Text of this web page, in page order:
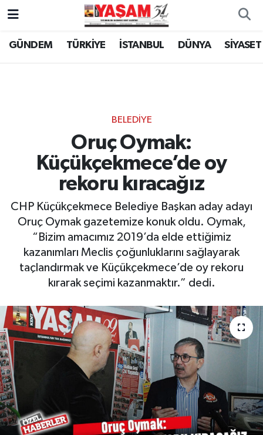
GÜNDEM TÜRKİYE İSTANBUL DÜNYA SİYASET
BELEDİYE
Oruç Oymak:
Küçükçekmece’de oy
rekoru kıracağız
CHP Küçükçekmece Belediye Başkan aday adayı
Oruç Oymak gazetemize konuk oldu. Oymak,
“Bizim amacımız 2019’da elde ettiğimiz
kazanımları Meclis çoğunluklarını sağlayarak
taçlandırmak ve Küçükçekmece’de oy rekoru
kırarak seçimi kazanmaktır.” dedi.